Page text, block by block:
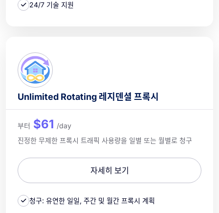
24/7 기술 지원
Unlimited Rotating 레지덴셜 프록시
부터 $61 /day
진정한 무제한 프록시 트래픽 사용량을 일별 또는 월별로 청구
자세히 보기
청구: 유연한 일일, 주간 및 월간 프록시 계획